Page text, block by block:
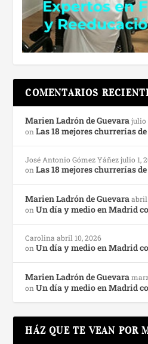
COMENTARIOS
Marien Ladrón de Guevara julio
onLas 18 mejores churrerías
José Antonio Gómez Yáñez julio 1,
onLas 18 mejores churrerías
Marien Ladrón de Guevara abril
onUn día y medio en Madrid
Carolina abril 10, 2026
onUn día y medio en Madrid
Marien Ladrón de Guevara
onUn día y medio en Madrid
HÁZ QUE TE VEAN POR